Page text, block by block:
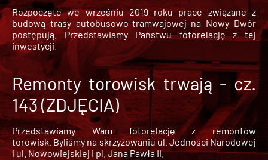
Rozpoczęte we wrześniu 2019 roku prace związane z
budową trasy autobusowo-tramwajowej na Nowy Dwór
postępują. Przedstawiamy Państwu fotorelację z tej
inwestycji.
Remonty torowisk trwają - cz.
143 (ZDJĘCIA)
Przedstawiamy Wam fotorelację z remontów
torowisk. Byliśmy na skrzyżowaniu ul. Jedności Narodowej
i ul. Nowowiejskiej i pl. Jana Pawła II.